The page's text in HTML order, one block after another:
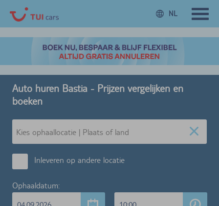
NL
Auto huren Bastia - Prijzen vergelijken en
boeken
Inleveren op andere locatie
Ophaaldatum: